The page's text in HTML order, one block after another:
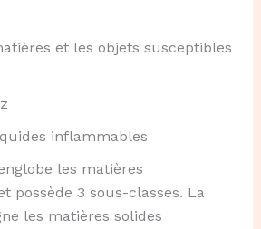
et les objets susceptibles
inflammables
les matières
possède 3 sous-classes. La
les matières solides